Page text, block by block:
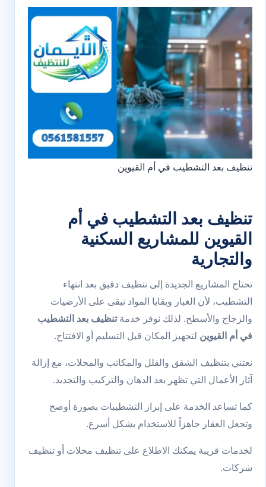
تنظيف بعد التشطيب في أم القيوين
تنظيف بعد التشطيب في أم
القيوين للمشاريع السكنية
والتجارية
تحتاج المشاريع الجديدة إلى تنظيف دقيق بعد انتهاء
التشطيب، لأن الغبار وبقايا المواد تبقى على الأرضيات
والزجاج والأسطح. لذلك نوفر خدمةتنظيف بعد التشطيب
في أم القيوين لتجهيز المكان قبل التسليم أو الافتتاح.
نعتني بتنظيف الشقق والفلل والمكاتب والمحلات، مع إزالة
آثار الأعمال التي تظهر بعد الدهان والتركيب والتجديد.
كما تساعد الخدمة على إبراز التشطيبات بصورة أوضح
وتجعل العقار جاهزاً للاستخدام بشكل أسرع.
لخدمات قريبة يمكنك الاطلاع على تنظيف محلات أو تنظيف
شركات.